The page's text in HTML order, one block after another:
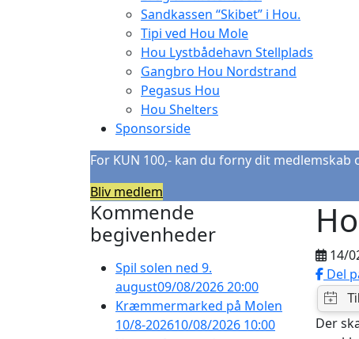
Sandkassen “Skibet” i Hou.
Tipi ved Hou Mole
Hou Lystbådehavn Stellplads
Gangbro Hou Nordstrand
Pegasus Hou
Hou Shelters
Sponsorside
For KUN 100,- kan du forny dit
Bliv medlem
Kommende
begivenheder
Spil solen ned 9.
august09/08/2026 20:00
Kræmmermarked på Molen
10/8-202610/08/2026 10:00
14/
Del
Der